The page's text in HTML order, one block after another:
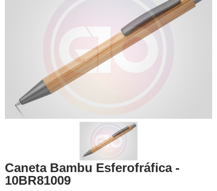
Caneta Bambu Esferofráfica -
10BR81009